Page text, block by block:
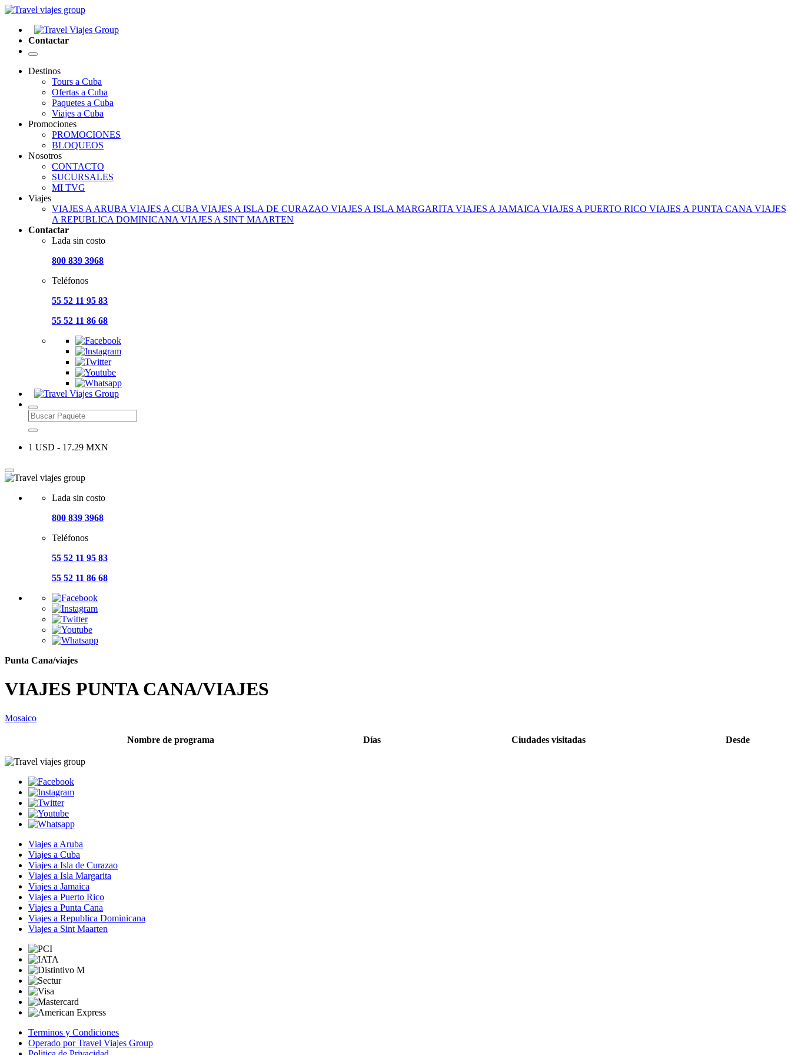
Contactar
Destinos
Tours a Cuba
Ofertas a Cuba
Paquetes a Cuba
Viajes a Cuba
Promociones
PROMOCIONES
BLOQUEOS
Nosotros
CONTACTO
SUCURSALES
MI TVG
Viajes
VIAJES A ARUBA VIAJES A CUBA VIAJES A ISLA DE CURAZAO VIAJES A ISLA MARGARITA VIAJES A JAMAICA VIAJES A PUERTO RICO VIAJES A PUNTA CANA VIAJES
A REPUBLICA DOMINICANA VIAJES A SINT MAARTEN
Contactar
Lada sin costo
800 839 3968
Teléfonos
55 52 11 95 83
55 52 11 86 68
1 USD - 17.29 MXN
Lada sin costo
800 839 3968
Teléfonos
55 52 11 95 83
55 52 11 86 68
Punta Cana/viajes
VIAJES PUNTA CANA/VIAJES
Mosaico
Nombre de programa Días Ciudades visitadas Desde
Viajes a Aruba
Viajes a Cuba
Viajes a Isla de Curazao
Viajes a Isla Margarita
Viajes a Jamaica
Viajes a Puerto Rico
Viajes a Punta Cana
Viajes a Republica Dominicana
Viajes a Sint Maarten
Terminos y Condiciones
Operado por Travel Viajes Group